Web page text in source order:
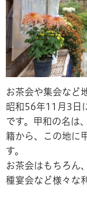
お茶会や集会など
昭和56年11月3日
です。甲和の名は
籍から、この地に
す。
お茶会はもちろん
種宴会など様々な